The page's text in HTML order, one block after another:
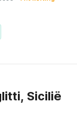
Sicilië